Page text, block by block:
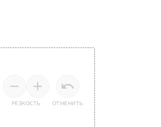
РЕЗКОСТЬ ОТМЕНИТЬ